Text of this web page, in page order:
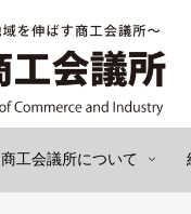
商工会議所について